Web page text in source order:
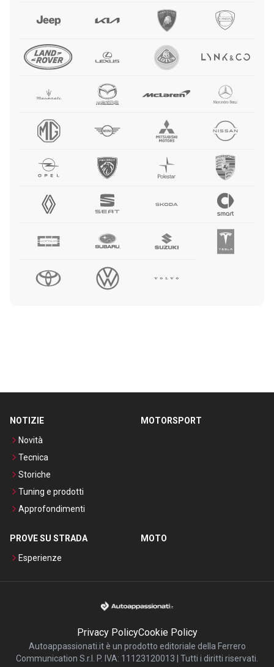
NOTIZIE
Novità
Tecnica
Storiche
Tuning e prodotti
Approfondimenti
MOTORSPORT
PROVE SU STRADA
Esperienze
MOTO
Privacy PolicyCookie Policy
Autoappassionati.it è un prodotto editoriale della Ferrero
Communication S.r.l. P. IVA: 11123120013 | Tutti i diritti riservati.